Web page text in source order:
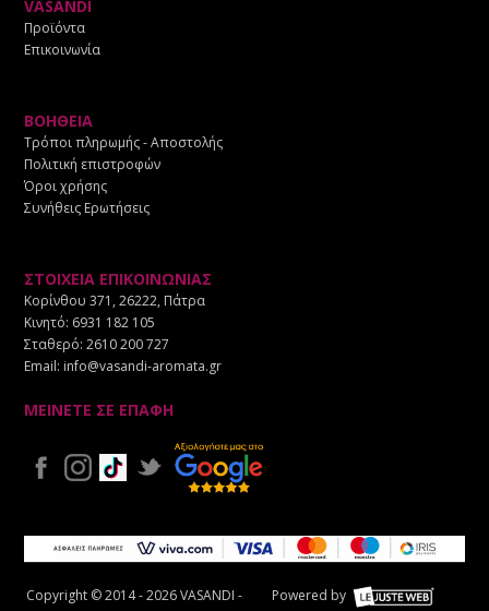
VASANDI
Προϊόντα
Επικοινωνία
ΒΟΗΘΕΙΑ
Τρόποι πληρωμής - Αποστολής
Πολιτική επιστροφών
Όροι χρήσης
Συνήθεις Ερωτήσεις
ΣΤΟΙΧΕΙΑ ΕΠΙΚΟΙΝΩΝΙΑΣ
Κορίνθου 371, 26222, Πάτρα
Κινητό: 6931 182 105
Σταθερό:2610 200 727
Email: info@vasandi-aromata.gr
ΜΕΙΝΕΤΕ ΣΕ ΕΠΑΦΗ
Copyright © 2014 - 2026 VASANDI -
Powered by